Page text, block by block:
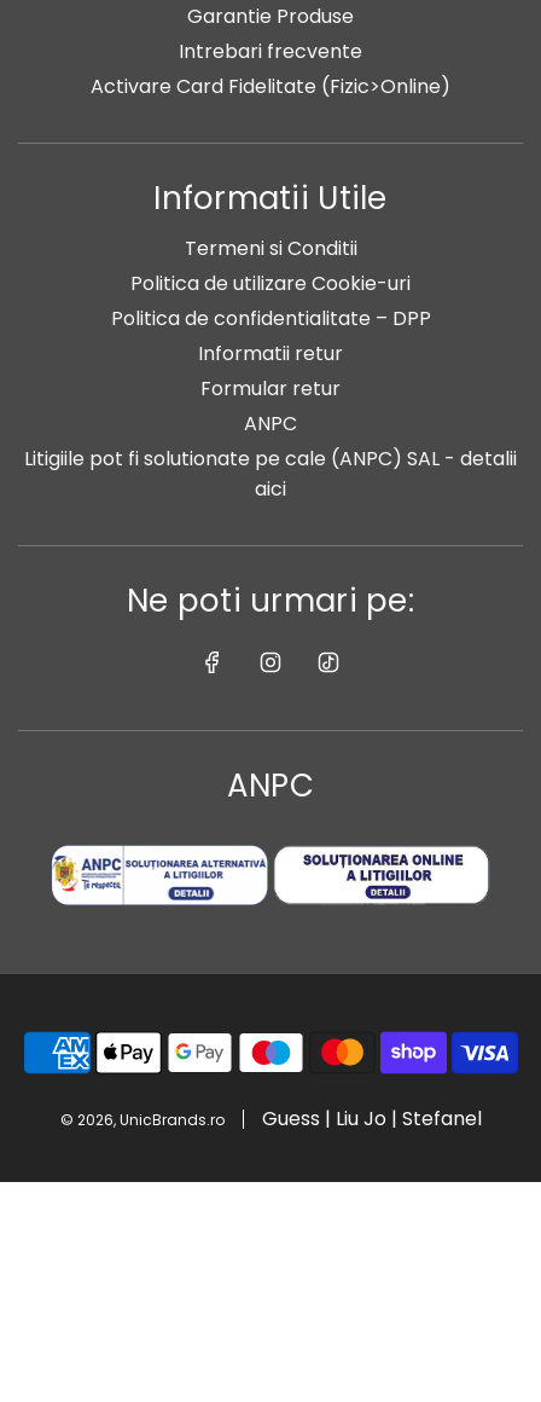
Garantie Produse
Intrebari frecvente
Activare Card Fidelitate (Fizic>Online)
Informatii Utile
Termeni si Conditii
Politica de utilizare Cookie-uri
Politica de confidentialitate – DPP
Informatii retur
Formular retur
ANPC
Litigiile pot fi solutionate pe cale (ANPC) SAL - detalii
aici
Ne poti urmari pe:
ANPC
© 2026, UnicBrands.ro Guess | Liu Jo | Stefanel